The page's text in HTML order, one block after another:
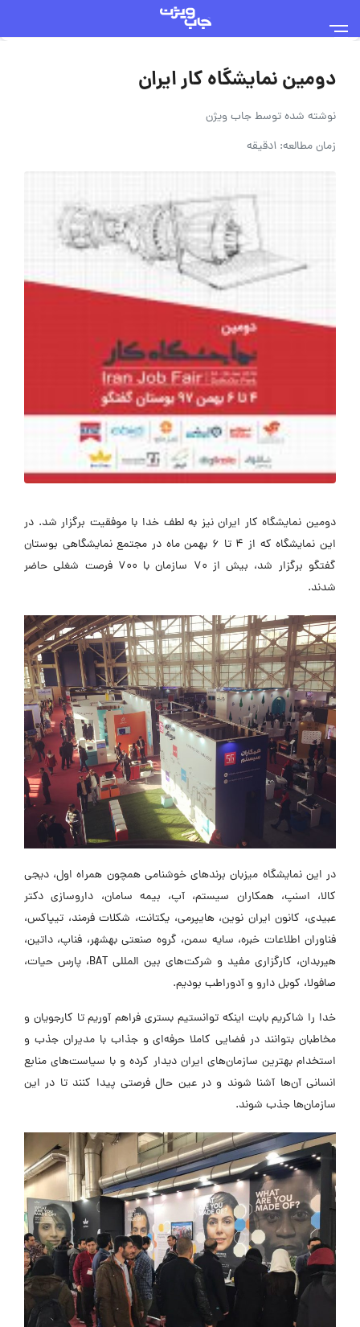
دومین نمایشگاه کار ایران
نوشته شده توسطجاب ویژن
زمان مطالعه: 1دقیقه
دومین نمایشگاه کار ایران نیز به لطف خدا با موفقیت برگزار شد. در
این نمایشگاه که از 4 تا 6 بهمن ماه در مجتمع نمایشگاهی بوستان
گفتگو برگزار شد، بیش از 70 سازمان با 700 فرصت شغلی حاضر
شدند.
در این نمایشگاه میزبان برندهای خوشنامی همچون همراه اول، دیجی
کالا، اسنپ، همکاران سیستم، آپ، بیمه سامان، داروسازی دکتر
عبیدی، کانون ایران نوین، هايپرمي، يكتانت، شكلات فرمند، تيپاكس،
فناوران اطلاعات خبره، سايه سمن، گروه صنعتي بهشهر، فناپ، داتین،
هيربدان، کارگزاری مفید و شرکت‌های بین المللی BAT، پارس حیات،
صافولا، کوبل دارو و آدوراطب بودیم.
خدا را شاکریم بابت اینکه توانستیم بستری فراهم آوریم تا کارجویان و
مخاطبان بتوانند در فضایی کاملا حرفه‌ای و جذاب با مدیران جذب و
استخدام بهترین سازمان‌های ایران دیدار کرده و با سیاست‌های منابع
انسانی آن‌ها آشنا شوند و در عین حال فرصتی پیدا کنند تا در این
سازمان‌ها جذب شوند.